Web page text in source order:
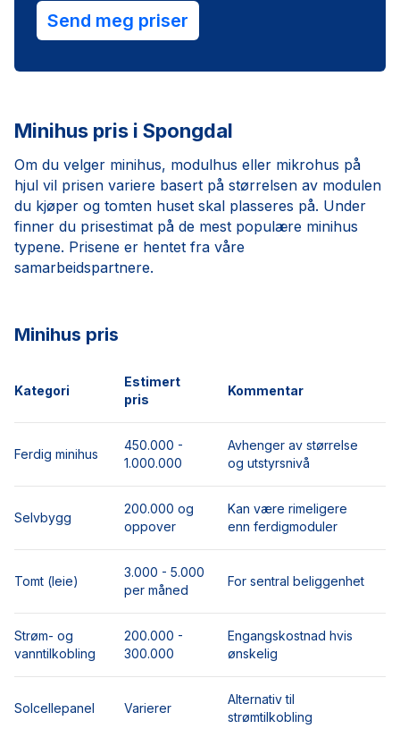
Send meg priser
Minihus pris i Spongdal
Om du velger minihus, modulhus eller mikrohus på
hjul vil prisen variere basert på størrelsen av modulen
du kjøper og tomten huset skal plasseres på. Under
finner du prisestimat på de mest populære minihus
typene. Prisene er hentet fra våre
samarbeidspartnere.
Minihus pris
Kategori
Estimert
pris
Kommentar
Ferdig minihus
450.000 -
1.000.000
Avhenger av størrelse
og utstyrsnivå
Selvbygg
200.000 og
oppover
Kan være rimeligere
enn ferdigmoduler
Tomt (leie)
3.000 - 5.000
per måned
For sentral beliggenhet
Strøm- og
vanntilkobling
200.000 -
300.000
Engangskostnad hvis
ønskelig
Solcellepanel Varierer
Alternativ til
strømtilkobling